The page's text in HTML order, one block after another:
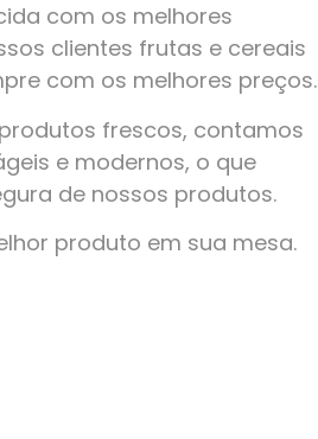
com os melhores
clientes frutas e cereais
com os melhores preços.
frescos, contamos
e modernos, o que
de nossos produtos.
produto em sua mesa.